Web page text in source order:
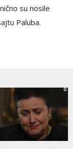
su nosile
Paluba.
0